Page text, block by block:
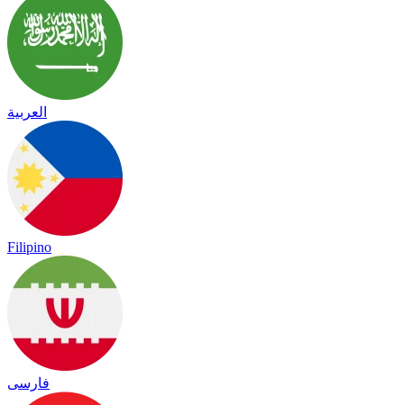
العربية
Filipino
فارسی